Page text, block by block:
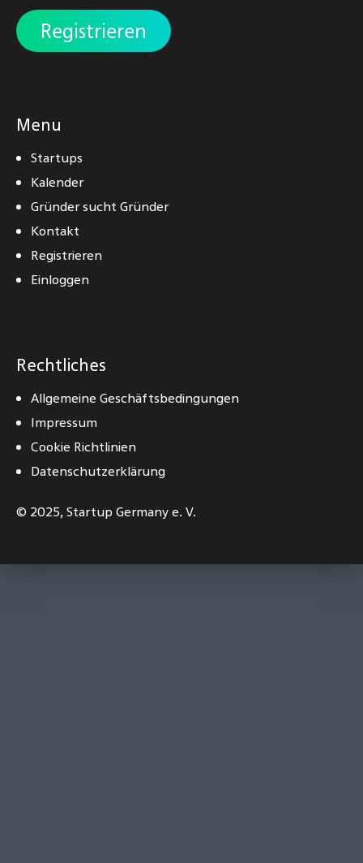
Registrieren
Menu
Startups
Kalender
Gründer sucht Gründer
Kontakt
Registrieren
Einloggen
Rechtliches
Allgemeine Geschäftsbedingungen
Impressum
Cookie Richtlinien
Datenschutzerklärung
© 2025,Startup Germany e. V.